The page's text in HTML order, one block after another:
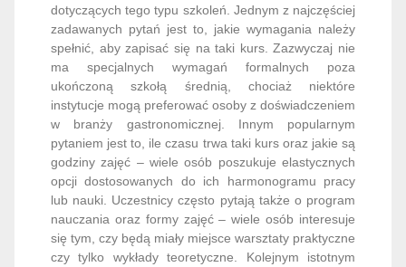
dotyczących tego typu szkoleń. Jednym z najczęściej
zadawanych pytań jest to, jakie wymagania należy
spełnić, aby zapisać się na taki kurs. Zazwyczaj nie
ma specjalnych wymagań formalnych poza
ukończoną szkołą średnią, chociaż niektóre
instytucje mogą preferować osoby z doświadczeniem
w branży gastronomicznej. Innym popularnym
pytaniem jest to, ile czasu trwa taki kurs oraz jakie są
godziny zajęć – wiele osób poszukuje elastycznych
opcji dostosowanych do ich harmonogramu pracy
lub nauki. Uczestnicy często pytają także o program
nauczania oraz formy zajęć – wiele osób interesuje
się tym, czy będą miały miejsce warsztaty praktyczne
czy tylko wykłady teoretyczne. Kolejnym istotnym